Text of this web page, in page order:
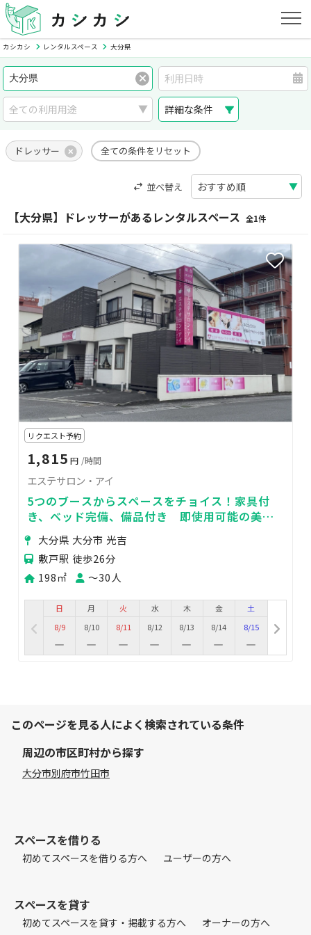
カシカシ レンタルスペース 大分県
詳細な条件
ドレッサー 全ての条件をリセット
並べ替え
【大分県】ドレッサーがあるレンタルスペース 全1件
リクエスト予約
1,815 円 /時間
エステサロン・アイ
5つのブースからスペースをチョイス！家具付
き、ベッド完備、備品付き 即使用可能の美容
シェアサロン
大分県 大分市 光吉
敷戸駅 徒歩26分
198㎡
〜30人
日
8/9
月
8/10
火
8/11
水
8/12
木
8/13
金
8/14
土
8/15
このページを見る人によく検索されている条件
周辺の市区町村から探す
大分市別府市竹田市
スペースを借りる
初めてスペースを借りる方へ ユーザーの方へ
スペースを貸す
初めてスペースを貸す・掲載する方へ オーナーの方へ